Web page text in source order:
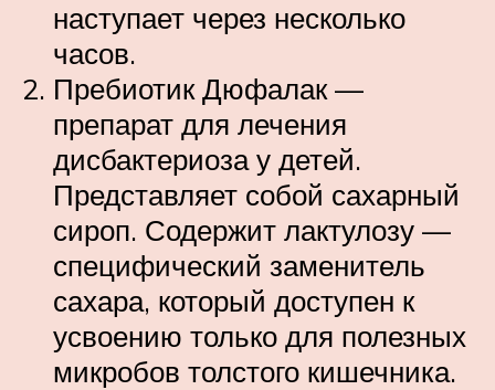
наступает через несколько
часов.
Пребиотик Дюфалак —
препарат для лечения
дисбактериоза у детей.
Представляет собой сахарный
сироп. Содержит лактулозу —
специфический заменитель
сахара, который доступен к
усвоению только для полезных
микробов толстого кишечника.